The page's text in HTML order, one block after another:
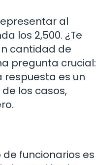
al
los 2,500. ¿Te
cantidad de
pregunta crucial:
respuesta es un
los casos,
funcionarios es